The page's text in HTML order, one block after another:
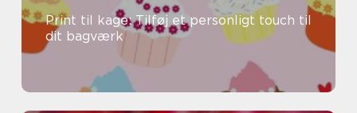
Print til kage: Tilføj et personligt touch til
dit bagværk